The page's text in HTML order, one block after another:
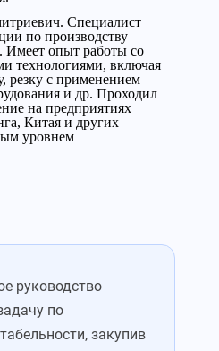
Специалист
по производству
Имеет опыт работы со
технологиями, включая
резку с применением
и др. Проходил
на предприятиях
Китая и других
уровнем
руководство
по
закупив